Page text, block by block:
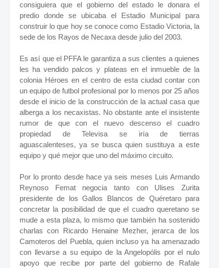
consiguiera que el gobierno del estado le donara el
predio donde se ubicaba el Estadio Municipal para
construir lo que hoy se conoce como Estadio Victoria, la
sede de los Rayos de Necaxa desde julio del 2003.
Es así que el PFFA le garantiza a sus clientes a quienes
les ha vendido palcos y plateas en el inmueble de la
colonia Héroes en el centro de esta ciudad contar con
un equipo de futbol profesional por lo menos por 25 años
desde el inicio de la construcción de la actual casa que
alberga a los necaxistas. No obstante ante el insistente
rumor de que con el nuevo descenso el cuadro
propiedad de Televisa se iría de tierras
aguascalenteses, ya se busca quien sustituya a este
equipo y qué mejor que uno del máximo circuito.
Por lo pronto desde hace ya seis meses Luis Armando
Reynoso Femat negocia tanto con Ulises Zurita
presidente de los Gallos Blancos de Quéretaro para
concretar la posibilidad de que el cuadro queretano se
mude a esta plaza, lo mismo que también ha sostenido
charlas con Ricardo Henaine Mezher, jerarca de los
Camoteros del Puebla, quien incluso ya ha amenazado
con llevarse a su equipo de la Angelopólis por el nulo
apoyo que recibe por parte del gobierno de Rafale